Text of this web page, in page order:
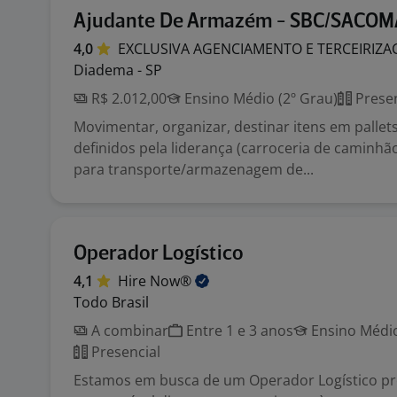
Ajudante De Armazém - SBC/
4,0 EXCLUSIVA AGENCIAMENTO E
Diadema - SP
R$ 2.012,00
Ensino Médio (2º Grau)
Movimentar, organizar, destinar itens em
definidos pela liderança (carroceria de
para transporte/armazenagem de...
Operador Logístico
4,1 Hire Now®
Todo Brasil
A combinar
Entre 1 e 3 anos
Ensino
Presencial
Estamos em busca de um Operador Logístico